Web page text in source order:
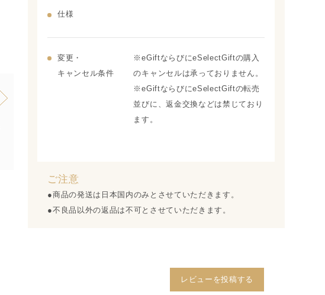
仕様
変更・
キャンセル条件
※eGiftならびにeSelectGiftの購入
のキャンセルは承っておりません。
※eGiftならびにeSelectGiftの転売
並びに、返金交換などは禁じており
ます。
ご注意
●商品の発送は日本国内のみとさせていただきます。
●不良品以外の返品は不可とさせていただきます。
レビューを投稿する